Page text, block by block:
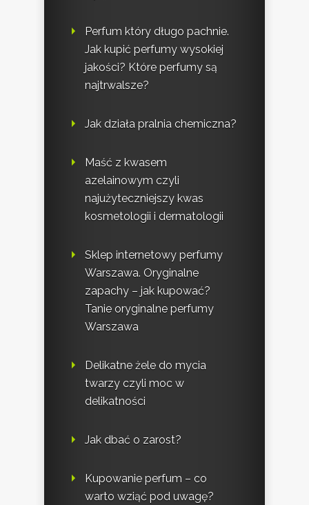
Perfum który długo pachnie.
Jak kupić perfumy wysokiej
jakości? Które perfumy są
najtrwalsze?
Jak działa pralnia chemiczna?
Maść z kwasem
azelainowym czyli
najużyteczniejszy kwas
kosmetologii i dermatologii
Sklep internetowy perfumy
Warszawa. Oryginalne
zapachy – jak kupować?
Tanie oryginalne perfumy
Warszawa
Delikatne żele do mycia
twarzy czyli moc w
delikatności
Jak dbać o zarost?
Kupowanie perfum – co
warto wziąć pod uwagę?